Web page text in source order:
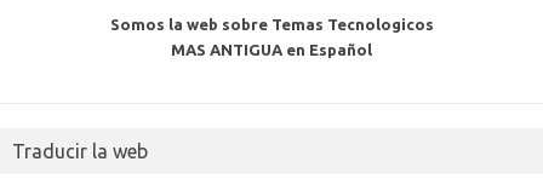
Somos la web sobre Temas Tecnologicos
MAS ANTIGUA en Español
Traducir la web